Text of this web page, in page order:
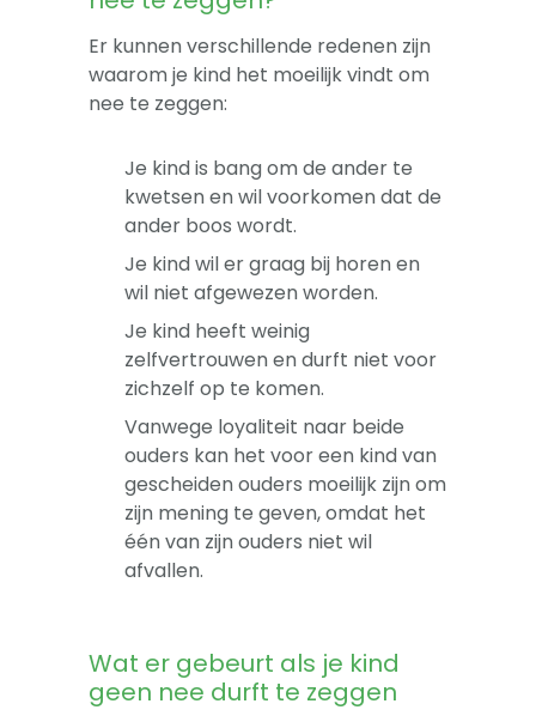
Er kunnen verschillende redenen zijn
waarom je kind het moeilijk vindt om
nee te zeggen:
Je kind is bang om de ander te
kwetsen en wil voorkomen dat de
ander boos wordt.
Je kind wil er graag bij horen en
wil niet afgewezen worden.
Je kind heeft weinig
zelfvertrouwen en durft niet voor
zichzelf op te komen.
Vanwege loyaliteit naar beide
ouders kan het voor een kind van
gescheiden ouders moeilijk zijn om
zijn mening te geven, omdat het
één van zijn ouders niet wil
afvallen.
Wat er gebeurt als je kind
geen nee durft te zeggen